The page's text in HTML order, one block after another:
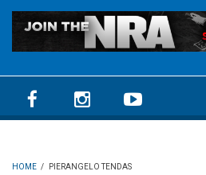
HOME / PIERANGELO TENDAS